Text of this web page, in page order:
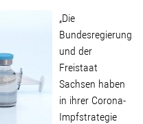
„Die
Bundesregierung
und der
Freistaat
Sachsen haben
in ihrer Corona-
Impfstrategie